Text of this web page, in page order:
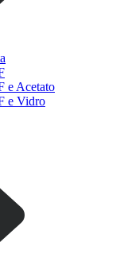
e Acetato
e Vidro